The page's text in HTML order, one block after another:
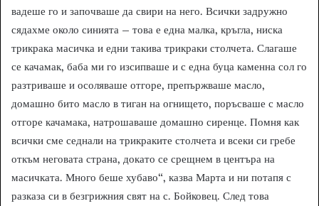
вадеше го и започваше да свири на него. Всички задружно
сядахме около синията – това е една малка, кръгла, ниска
трикрака масичка и едни такива трикраки столчета. Слагаше
се качамак, баба ми го изсипваше и с една буца каменна сол го
разтриваше и осоляваше отгоре, препържваше масло,
домашно бито масло в тиган на огнището, поръсваше с масло
отгоре качамака, натрошаваше домашно сиренце. Помня как
всички сме седнали на трикраките столчета и всеки си гребе
откъм неговата страна, докато се срещнем в центъра на
масичката. Много беше хубаво“, казва Марта и ни потапя с
разказа си в безгрижния свят на с. Бойковец. След това